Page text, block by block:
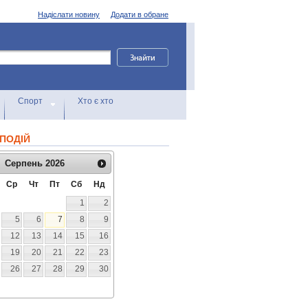
Додати в обране
Надіслати новину
Спорт Хто є хто
Серпень 2026
Ср Чт Пт Сб
Нд
1
2
5 6 7 8
9
12 13 14 15
16
19 20 21 22
23
26 27 28 29
30